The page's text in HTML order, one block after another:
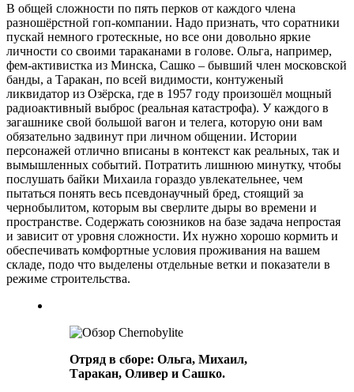
В общей сложности по пять перков от каждого члена
разношёрстной гоп-компании. Надо признать, что соратники
пускай немного гротескные, но все они довольно яркие
личности со своими тараканами в голове. Ольга, например,
фем-активистка из Минска, Сашко – бывший член московской
банды, а Таракан, по всей видимости, контуженый
ликвидатор из Озёрска, где в 1957 году произошёл мощный
радиоактивный выброс (реальная катастрофа). У каждого в
загашнике свой большой вагон и телега, которую они вам
обязательно задвинут при личном общении. Истории
персонажей отлично вписаны в контекст как реальных, так и
вымышленных событий. Потратить лишнюю минутку, чтобы
послушать байки Михаила гораздо увлекательнее, чем
пытаться понять весь псевдонаучный бред, стоящий за
чернобылитом, которым вы сверлите дыры во времени и
пространстве. Содержать союзников на базе задача непростая
и зависит от уровня сложности. Их нужно хорошо кормить и
обеспечивать комфортные условия проживания на вашем
складе, подо что выделены отдельные ветки и показатели в
режиме строительства.
Отряд в сборе: Ольга, Михаил,
Таракан, Оливер и Сашко.